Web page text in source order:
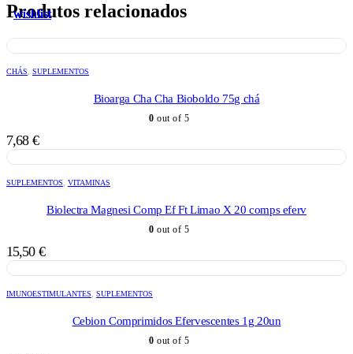
Produtos relacionados
wishlist
CHÁS, SUPLEMENTOS
Bioarga Cha Cha Bioboldo 75g chá
0 out of 5
7,68 €
wishlist
SUPLEMENTOS, VITAMINAS
Biolectra Magnesi Comp Ef Ft Limao X 20 comps eferv
0 out of 5
15,50 €
wishlist
IMUNOESTIMULANTES, SUPLEMENTOS
Cebion Comprimidos Efervescentes 1g 20un
0 out of 5
wishlist
wishlist